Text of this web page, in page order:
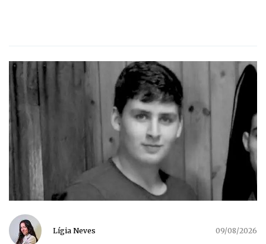
Lígia Neves 09/08/2026